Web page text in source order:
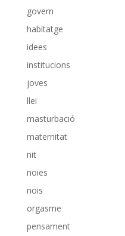
govern
habitatge
idees
institucions
joves
llei
masturbació
maternitat
nit
noies
nois
orgasme
pensament